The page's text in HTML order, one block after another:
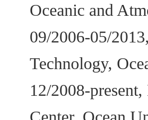
Oceanic and
09/2006-05/
Technology,
12/2008-